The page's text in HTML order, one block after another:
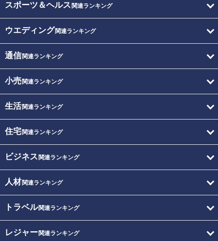
スポーツ＆ヘルス 関連ランキング
ウエディング関連ランキング
通信関連ランキング
小売関連ランキング
生活関連ランキング
住宅関連ランキング
ビジネス 関連ランキング
人材関連ランキング
トラベル関連ランキング
レジャー関連ランキング